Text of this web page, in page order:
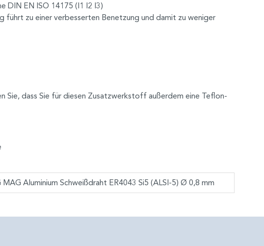
DIN EN ISO 14175 (I1 I2 I3)
führt zu einer verbesserten Benetzung und damit zu weniger
dass Sie für diesen Zusatzwerkstoff außerdem eine Teflon-
MAG Aluminium Schweißdraht ER4043 Si5 (ALSI-5) Ø 0,8 mm